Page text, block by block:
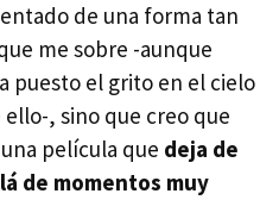
de una forma tan
me sobre -aunque
puesto el grito en el cielo
, sino que creo que
película que deja de
de momentos muy